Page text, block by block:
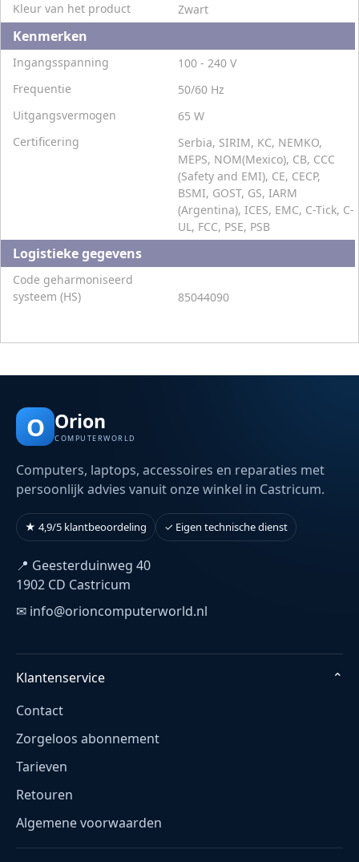
Kleur van het product Zwart
Kenmerken
Ingangsspanning
100 - 240 V
Frequentie
50/60 Hz
Uitgangsvermogen
65 W
Certificering
Serbia, SIRIM, KC, NEMKO,
MEPS, NOM(Mexico), CB, CCC
(Safety and EMI), CE, CECP,
BSMI, GOST, GS, IARM
(Argentina), ICES, EMC, C-Tick, C-
UL, FCC, PSE, PSB
Logistieke gegevens
Code geharmoniseerd
systeem (HS)
85044090
O Orion
COMPUTERWORLD
Computers, laptops, accessoires en reparaties met
persoonlijk advies vanuit onze winkel in Castricum.
★ 4,9/5 klantbeoordeling ✓ Eigen technische dienst
📍 Geesterduinweg 40
1902 CD Castricum
✉ info@orioncomputerworld.nl
Klantenservice
⌄
Contact
Zorgeloos abonnement
Tarieven
Retouren
Algemene voorwaarden